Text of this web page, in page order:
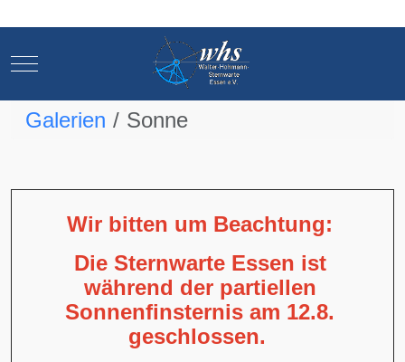
Mobile Menu Toggle
Galerien Sonne
Wir bitten um Beachtung:
Die Sternwarte Essen ist
während der partiellen
Sonnenfinsternis am 12.8.
geschlossen.